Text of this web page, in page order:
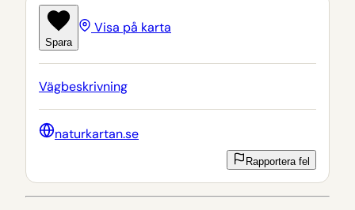
Spara
Visa på karta
Vägbeskrivning
naturkartan.se
Rapportera fel